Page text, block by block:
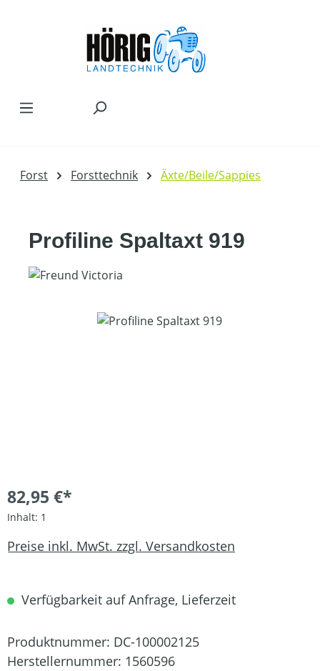
Forst Forsttechnik Äxte/Beile/Sappies
Profiline Spaltaxt 919
Bildergalerie überspringen
82,95 €*
Inhalt: 1
Preise inkl. MwSt. zzgl. Versandkosten
Verfügbarkeit auf Anfrage, Lieferzeit
Produktnummer: DC-100002125
Herstellernummer: 1560596